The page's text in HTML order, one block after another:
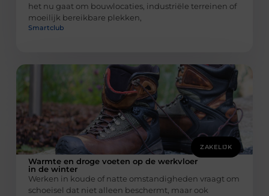
het nu gaat om bouwlocaties, industriële terreinen of
moeilijk bereikbare plekken,
Smartclub
ZAKELIJK
Warmte en droge voeten op de werkvloer
in de winter
Werken in koude of natte omstandigheden vraagt om
schoeisel dat niet alleen beschermt, maar ook